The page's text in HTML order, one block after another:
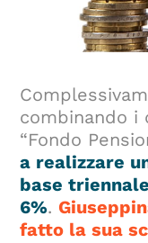
combinando i
“Fondo
a realizzare
base
6%.
fatto la sua